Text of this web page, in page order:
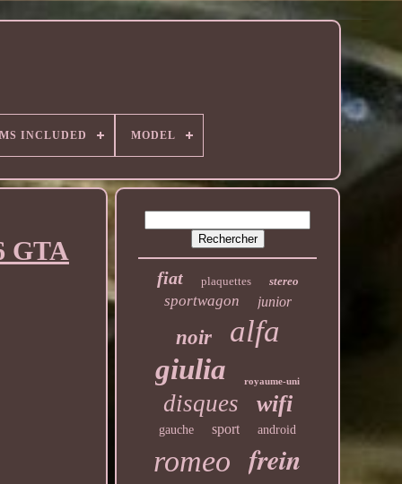
INCLUDED MODEL
GTA
fiat plaquettes stereo
sportwagon junior
noir alfa
giulia royaume-uni
disques wifi
gauche sport android
romeo frein